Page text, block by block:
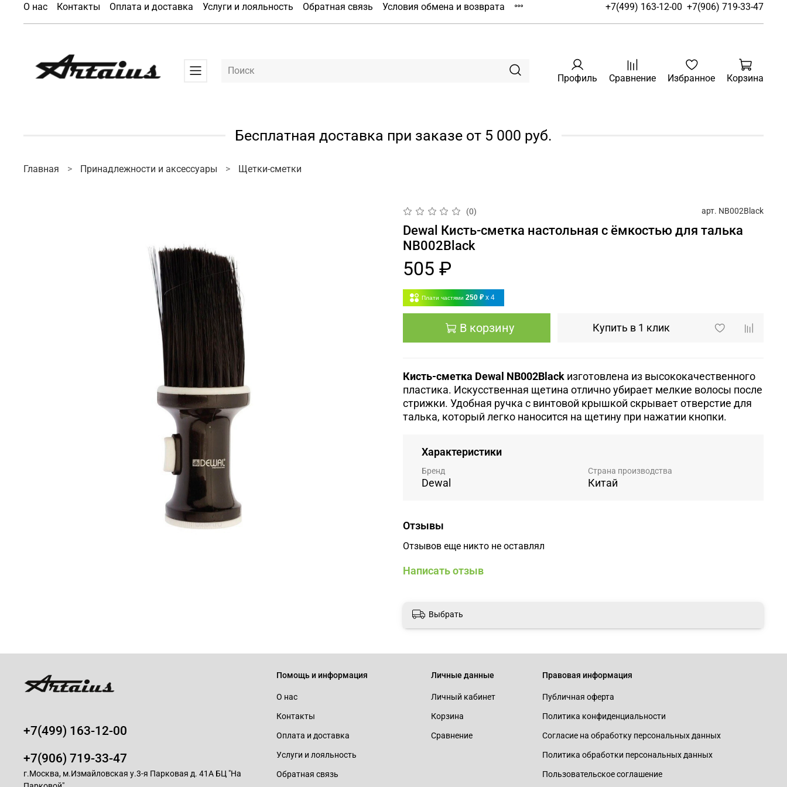
О нас Контакты Оплата и доставка Услуги и лояльность Обратная связь Условия обмена и возврата +7(499) 163-12-00 +7(906) 719-33-47
Профиль Сравнение Избранное Корзина
Бесплатная доставка при заказе от 5 000 руб.
Главная Принадлежности и аксессуары Щетки-сметки
(0) арт. NB002Black
Dewal Кисть-сметка настольная с ёмкостью для талька
NB002Black
505 ₽
Плати частями 250 ₽ x 4
В корзину Купить в 1 клик
Кисть-сметка Dewal NB002Black изготовлена из высококачественного
пластика. Искусственная щетина отлично убирает мелкие волосы после
стрижки. Удобная ручка с винтовой крышкой скрывает отверстие для
талька, который легко наносится на щетину при нажатии кнопки.
Характеристики
Бренд
Dewal
Страна производства
Китай
Отзывы
Отзывов еще никто не оставлял
Написать отзыв
Выбрать
Помощь и информация
О нас
Контакты
Оплата и доставка
Услуги и лояльность
Обратная связь
Личные данные
Личный кабинет
Корзина
Сравнение
Правовая информация
Публичная оферта
Политика конфиденциальности
Согласие на обработку персональных данных
Политика обработки персональных данных
Пользовательское соглашение
+7(499) 163-12-00
+7(906) 719-33-47
г.Москва, м.Измайловская у.3-я Парковая д. 41А БЦ "На